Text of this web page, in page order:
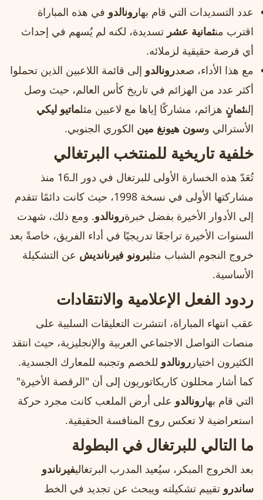
عدد التسديدات التي قام بهارونالدو في هذه المباراة
اقترب منثمانية عشر تسديدة، لكنه لم يُسهم في إحداث
أي فرصة حقيقية لزملائه.
مع هذا الأداء، صعدرونالدو إلى قائمة اللاعبين الذين تحملوا
أكثر عدد من الهزائم في تاريخ كأس العالم، حيث وصل
إلىثمانٍ هزائم، مشاركًا إياها مع لاعبين مثلماتيو ليكي
الأسترالي وسون هيونغ مين الكوري الجنوبي.
خلفية تاريخية للمنتخب البرتغالي
تُعَدّ هذه الخسارة الأولى للبرتغال في دور الـ16 منذ
مشاركتها الأولى في نسخة 1998، حيث كانت دائمًا تتقدم
إلى الأدوار الأخيرة بفضل خبرةرونالدو. ومع ذلك، شهدت
السنوات الأخيرة تراجعًا تدريجيًا في أداء الفريق، خاصةً بعد
خروج النجوم الشباب مثلبرونو فيرنانديش عن التشكيلة
الأساسية.
ردود الفعل الإعلامية والانتقادات
عقب انتهاء المباراة، انتشرت التعليقات السلبية على
منصات التواصل الاجتماعي العربية والإنجليزية، حيث انتقد
الكثيرون اختيار رونالدو للخصم وتجنبه للمعارك الجسدية.
كما أشار محللون كاريكاتوريون إلى أن "الرقصة الأخيرة"
التي قام بهارونالدو على أرض الملعب كانت مجرد حركة
استعراضية لا تعكس روح المنافسة الحقيقية.
ما التالي للبرتغال في البطولة
بعد الخروج المبكر، سيُعيد المدرب البرتغاليفيرناندو
ساندرو تقييم تشكيلته ويبحث عن تجديد في الخط